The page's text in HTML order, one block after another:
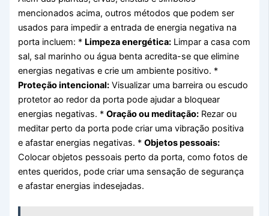
mencionados acima, outros métodos que podem ser
usados para impedir a entrada de energia negativa na
porta incluem: * Limpeza energética: Limpar a casa com
sal, sal marinho ou água benta acredita-se que elimine
energias negativas e crie um ambiente positivo. *
Proteção intencional: Visualizar uma barreira ou escudo
protetor ao redor da porta pode ajudar a bloquear
energias negativas. *Oração ou meditação: Rezar ou
meditar perto da porta pode criar uma vibração positiva
e afastar energias negativas. *Objetos pessoais:
Colocar objetos pessoais perto da porta, como fotos de
entes queridos, pode criar uma sensação de segurança
e afastar energias indesejadas.